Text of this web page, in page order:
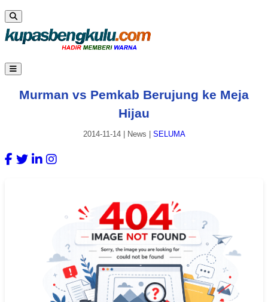
Murman vs Pemkab Berujung ke Meja
Hijau
2014-11-14| News SELUMA